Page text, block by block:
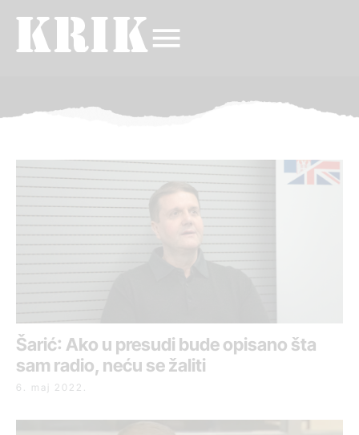
Šarić: Ako u presudi bude opisano šta
sam radio, neću se žaliti
6. maj 2022.